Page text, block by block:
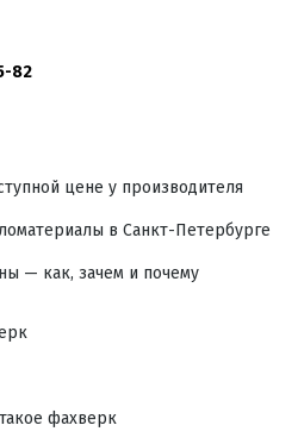
82
цене у производителя
в Санкт-Петербурге
— как, зачем и почему
фахверк